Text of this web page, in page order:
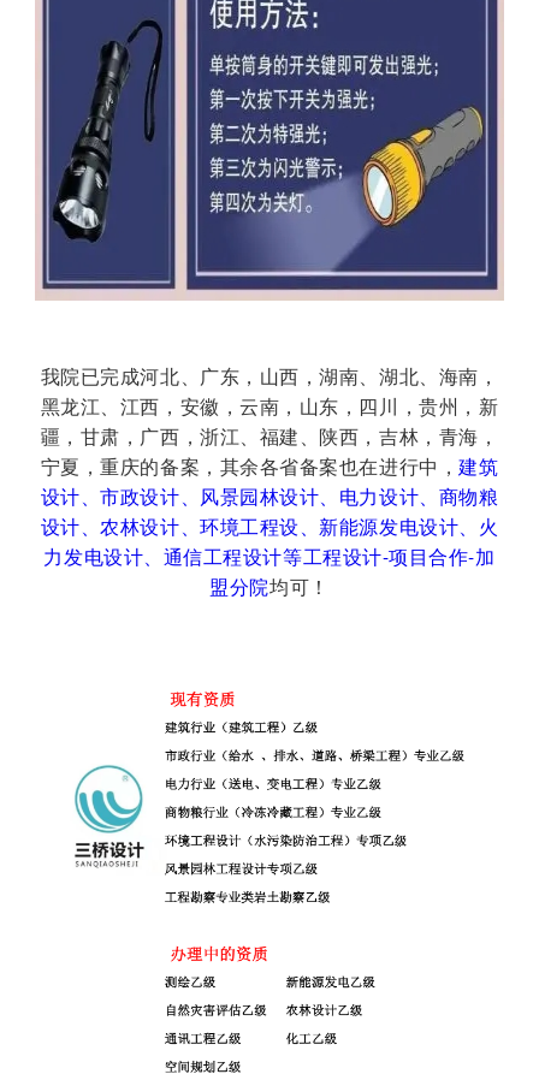
我院已完成河北、广东，山西，湖南、湖北、海南，
黑龙江、江西，安徽，云南，山东，四川，贵州，新
疆，甘肃，广西，浙江、福建、陕西，吉林，青海，
宁夏，重庆的备案，其余各省备案也在进行中，建筑
设计、市政设计、风景园林设计、电力设计、商物粮
设计、农林设计、环境工程设、新能源发电设计、火
力发电设计、通信工程设计等工程设计-项目合作-加
盟分院均可！